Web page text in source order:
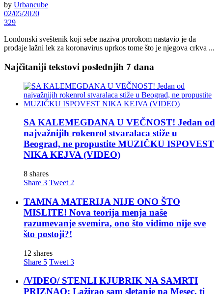
by Urbancube
02/05/2020
329
Londonski sveštenik koji sebe naziva prorokom nastavio je da
prodaje lažni lek za koronavirus uprkos tome što je njegova crkva ...
Najčitaniji tekstovi poslednjih 7 dana
SA KALEMEGDANA U VEČNOST! Jedan od
najvažnijih rokenrol stvaralaca stiže u
Beograd, ne propustite MUZIČKU ISPOVEST
NIKA KEJVA (VIDEO)
8 shares
Share 3 Tweet 2
TAMNA MATERIJA NIJE ONO ŠTO
MISLITE! Nova teorija menja naše
razumevanje svemira, ono što vidimo nije sve
što postoji?!
12 shares
Share 5 Tweet 3
/VIDEO/ STENLI KJUBRIK NA SAMRTI
PRIZNAO: Lažirao sam sletanje na Mesec, ti